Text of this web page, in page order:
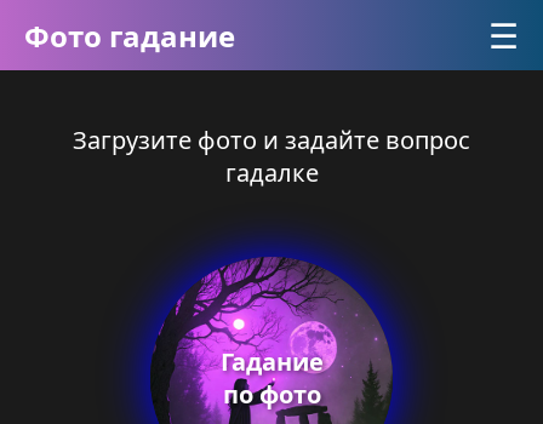
Фото гадание ☰
Загрузите фото и задайте вопрос
гадалке
Гадание
по фото